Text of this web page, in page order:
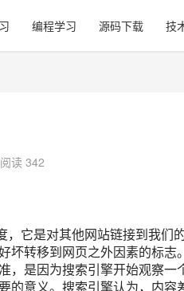
编程学习 源码下载 技
阅读 342
它是对其他网站链接到我们
转移到网页之外因素的标志。
是因为搜索引擎开始观察一
的意义。搜索引擎认为，内容